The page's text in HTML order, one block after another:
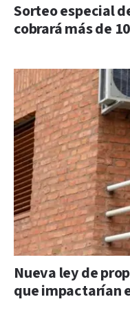
Sorteo especial
cobrará más de
Nueva ley de
que impactarían